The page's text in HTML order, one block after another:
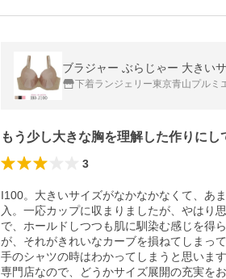
下着ランジェリー東京青山プルミ
もう少し大きな胸を理解した作りにし
3
I100。大きいサイズがなかなかなくて、あ
入。一応カップに収まりましたが、やはり
で、ホールドしつつも肌に馴染む感じを得
が、それがきれいなカーブを損ねてしまっ
手のシャツの時はわかってしまうと思います
専門店なので、どうかサイズ展開の充実を